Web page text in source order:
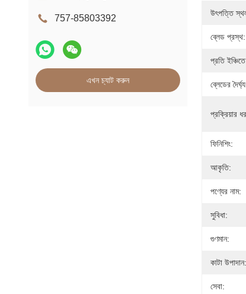
757-85803392
এখন চ্যাট করুন
উৎপত্তি
ব্লেড প্রস্থ:
প্রতি
ব্লেডের
প্রক্রিয়ার
ফিনিশিং:
আকৃতি:
পণ্যের নাম:
সুবিধা:
গুণমান:
কাটা উপাদান:
সেবা: